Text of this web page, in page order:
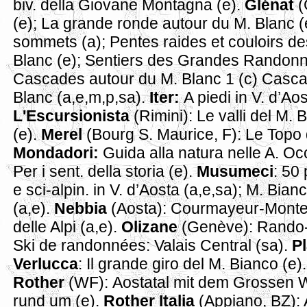
biv. della Giovane Montagna (e).Glénat
(e); La grande ronde autour du M. Blanc
sommets (a); Pentes raides et couloirs
Blanc (e); Sentiers des Grandes
Cascades autour du M. Blanc 1 (c)
Blanc (a,e,m,p,sa).Iter:A piedi in V.
L'Escursionista(Rimini): Le valli del M.
(e).Merel(Bourg S. Maurice, F): Le
Mondadori: Guida alla natura nelle A.
Per i sent. della storia (e).Musumeci: 50
e sci-alpin. in V. d’Aosta (a,e,sa); M.
(a,e).Nebbia (Aosta): Courmayeur-
delle Alpi (a,e). Olizane(Genève):
Ski de randonnées: Valais Central (sa).
Verlucca: Il grande giro del M. Bianco
Rother(WF): Aostatal mit dem Grossen
rund um (e). Rother Italia (Appiano, BZ):